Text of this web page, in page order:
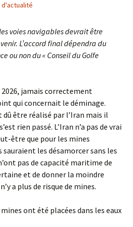
d'actualité
voies navigables devrait être
L’accord final dépendra du
ou non du « Conseil du Golfe
2026, jamais correctement
qui concernait le déminage.
être réalisé par l’Iran mais il
rien passé. L’Iran n’a pas de vrai
être que pour les mines
les désamorcer sans les
pas de capacité maritime de
et de donner la moindre
a plus de risque de mines.
ont été placées dans les eaux